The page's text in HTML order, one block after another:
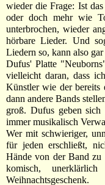
wieder die Frage: Ist
oder doch mehr wie
unterbrochen, wieder
hörbare Lieder. Und
Liedern so, kann also
Dufus' Platte
vielleicht daran, dass
Künstler wie der bereits
dann andere Bands
groß. Dufus geben
immer musikalisch
Wer mit schwieriger,
für jeden erschließt,
Hände von der Band zu
komisch,
Weihnachtsgeschenk.